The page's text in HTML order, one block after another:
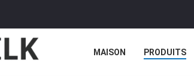
MAISON PRODUITS